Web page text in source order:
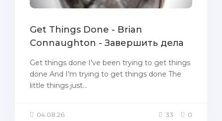
Get Things Done - Brian
Connaughton - Завершить дела
Get things done I've been trying to get things
done And I'm trying to get things done The
little things just...
04.08.26 33 0